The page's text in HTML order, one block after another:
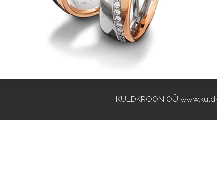
KULDKROON OÜ